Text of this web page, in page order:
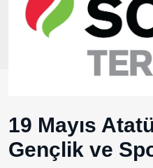
19 Mayıs
Gençlik ve